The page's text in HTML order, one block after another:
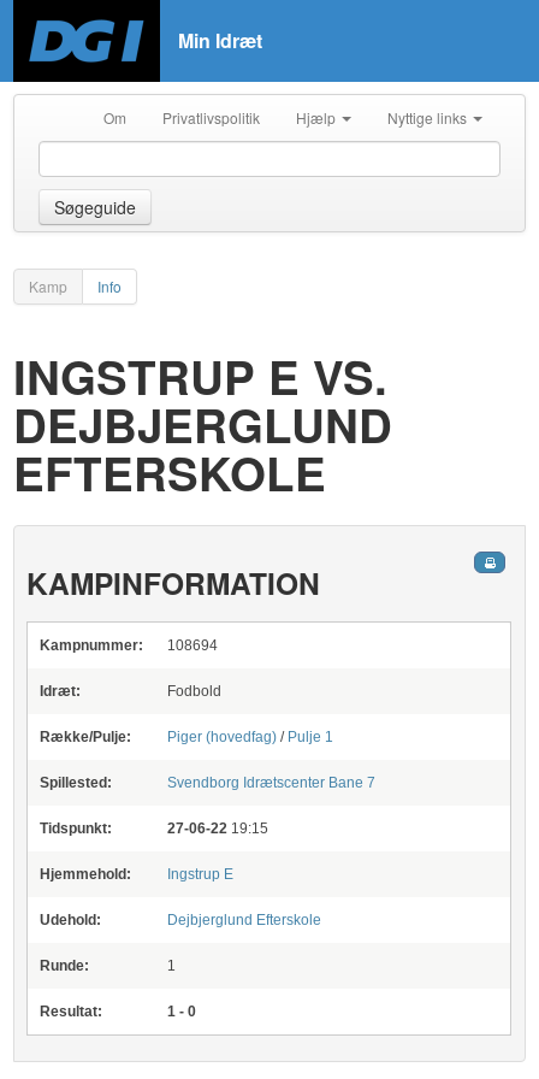
Min Idræt
Om Privatlivspolitik Hjælp Nyttige links
Søgeguide
Kamp Info
INGSTRUP E VS.
DEJBJERGLUND
EFTERSKOLE
KAMPINFORMATION
Kampnummer: 108694
Idræt: Fodbold
Række/Pulje: Piger (hovedfag) / Pulje 1
Spillested: Svendborg Idrætscenter Bane 7
Tidspunkt: 27-06-22 19:15
Hjemmehold: Ingstrup E
Udehold: Dejbjerglund Efterskole
Runde: 1
Resultat: 1 - 0